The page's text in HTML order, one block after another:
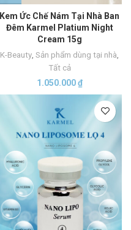
Kem Ức Chế Nám Tại Nhà Ban
Đêm Karmel Platium Night
Cream 15g
K-Beauty Sản phẩm dùng tại nhà
Tất cả
1.050.000₫